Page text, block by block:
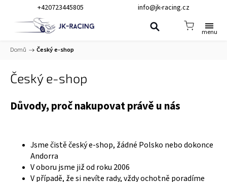
+420723445805 info@jk-racing.cz
Domů / Český e-shop
Český e-shop
Důvody, proč nakupovat právě u nás
Jsme čistě český e-shop, žádné Polsko nebo dokonce
Andorra
V oboru jsme již od roku 2006
V případě, že si nevíte rady, vždy ochotně poradíme